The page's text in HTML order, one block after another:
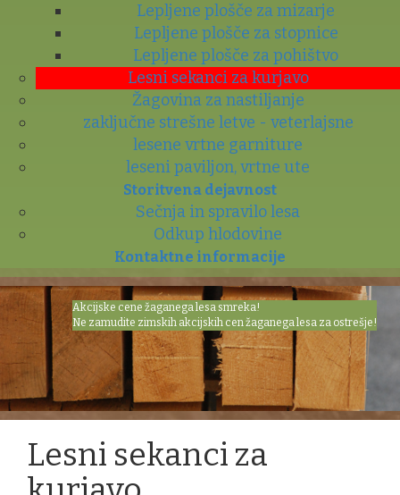
Lepljene plošče za mizarje
Lepljene plošče za stopnice
Lepljene plošče za pohištvo
Lesni sekanci za kurjavo
Žagovina za nastiljanje
zaključne strešne letve - veterlajsne
lesene vrtne garniture
leseni paviljon, vrtne ute
Storitvena dejavnost
Sečnja in spravilo lesa
Odkup hlodovine
Kontaktne informacije
Akcijske cene žaganega lesa smreka!
Ne zamudite zimskih akcijskih cen žaganega lesa za ostrešje!
Lesni sekanci za